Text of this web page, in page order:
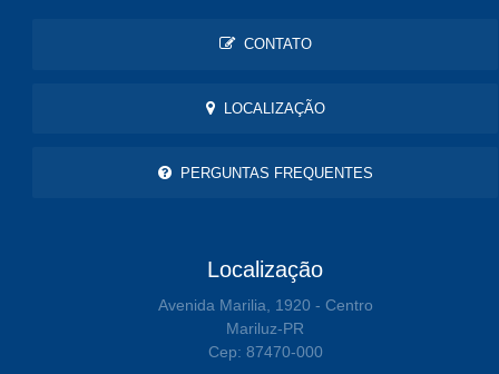
CONTATO
LOCALIZAÇÃO
PERGUNTAS FREQUENTES
Localização
Avenida Marilia, 1920 - Centro
Mariluz-PR
Cep: 87470-000